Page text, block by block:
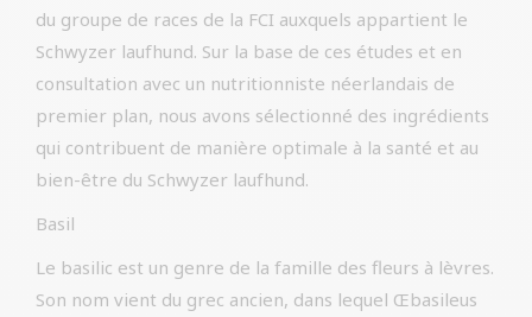
du groupe de races de la FCI auxquels appartient le
Schwyzer laufhund. Sur la base de ces études et en
consultation avec un nutritionniste néerlandais de
premier plan, nous avons sélectionné des ingrédients
qui contribuent de manière optimale à la santé et au
bien-être du Schwyzer laufhund.
Basil
Le basilic est un genre de la famille des fleurs à lèvres.
Son nom vient du grec ancien, dans lequel Œbasileus